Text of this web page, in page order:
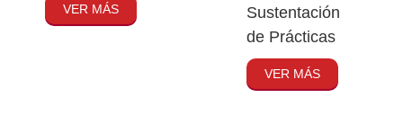
VER MÁS
Sustentación
de Prácticas
VER MÁS